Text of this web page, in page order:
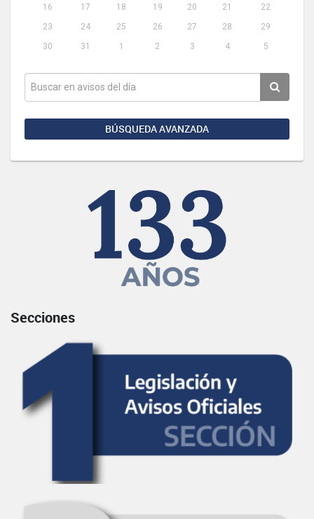
16
17 18 19 20 21
22
23
24 25 26 27 28
29
30
31 1 2 3 4 5
BÚSQUEDA AVANZADA
Secciones